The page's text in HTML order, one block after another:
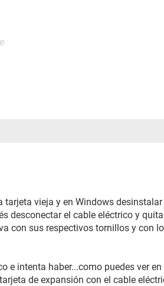
adicional, hacédmelo saber.
tarjeta vieja y en Windows desinstalar
desconectar el cable eléctrico y
con sus respectivos tornillos y con
e intenta haber...como puedes ver en
de expansión con el cable